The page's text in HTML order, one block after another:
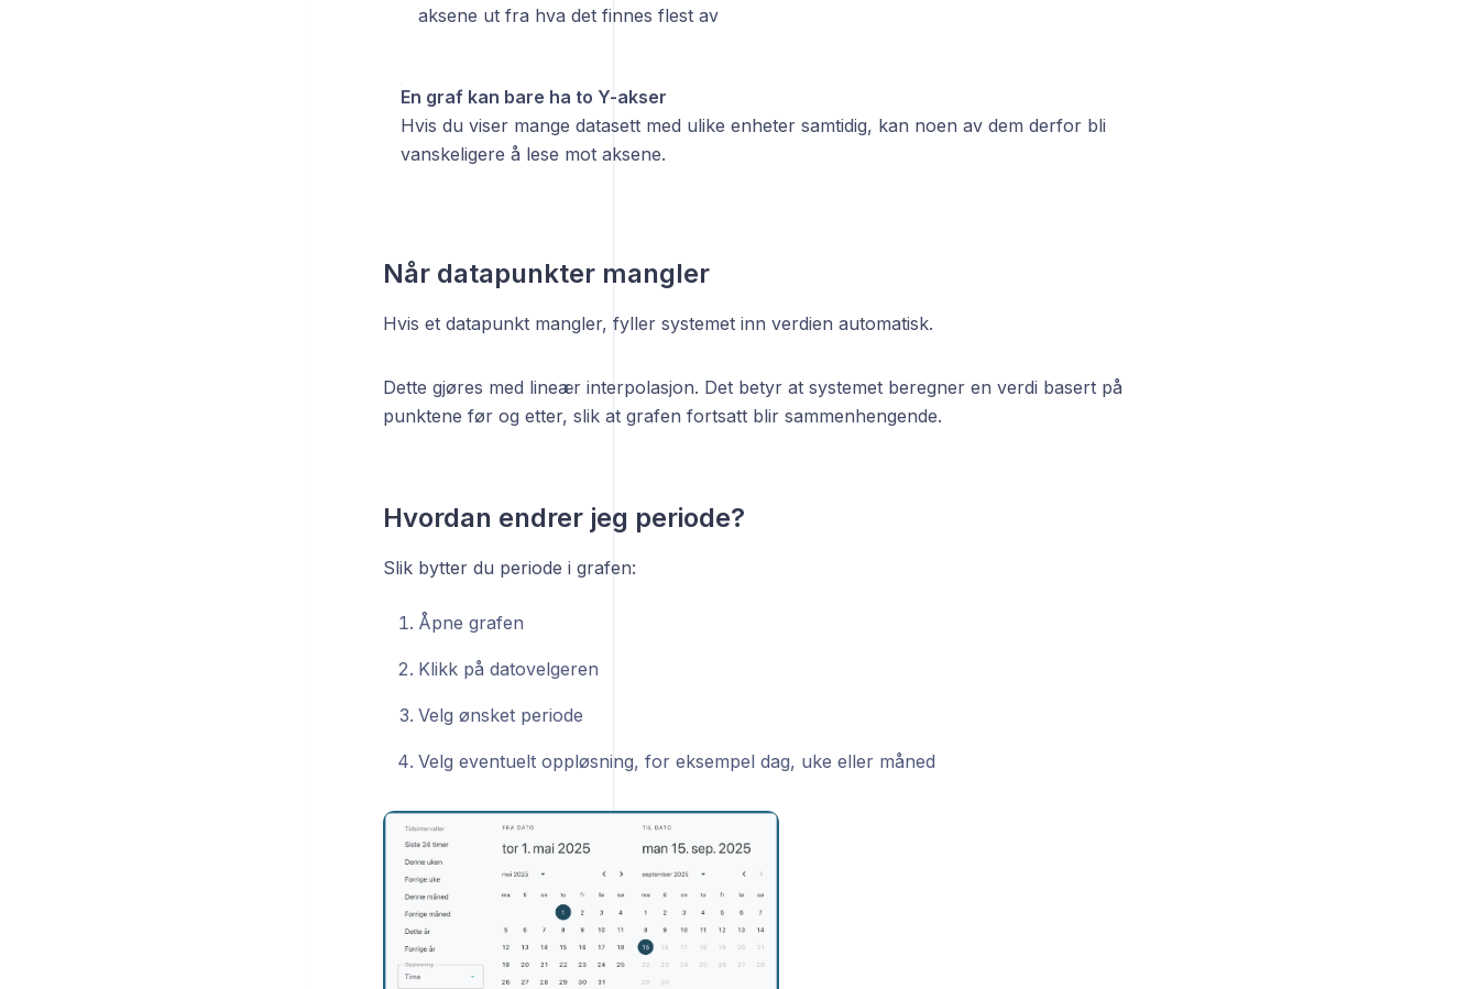
aksene ut fra hva det finnes flest av
En graf kan bare ha to Y-akser
Hvis du viser mange datasett med ulike enheter samtidig, kan noen av dem derfor bli
vanskeligere å lese mot aksene.
Når datapunkter mangler
Hvis et datapunkt mangler, fyller systemet inn verdien automatisk.
Dette gjøres med lineær interpolasjon. Det betyr at systemet beregner en verdi basert på
punktene før og etter, slik at grafen fortsatt blir sammenhengende.
Hvordan endrer jeg periode?
Slik bytter du periode i grafen:
Åpne grafen
Klikk på datovelgeren
Velg ønsket periode
Velg eventuelt oppløsning, for eksempel dag, uke eller måned